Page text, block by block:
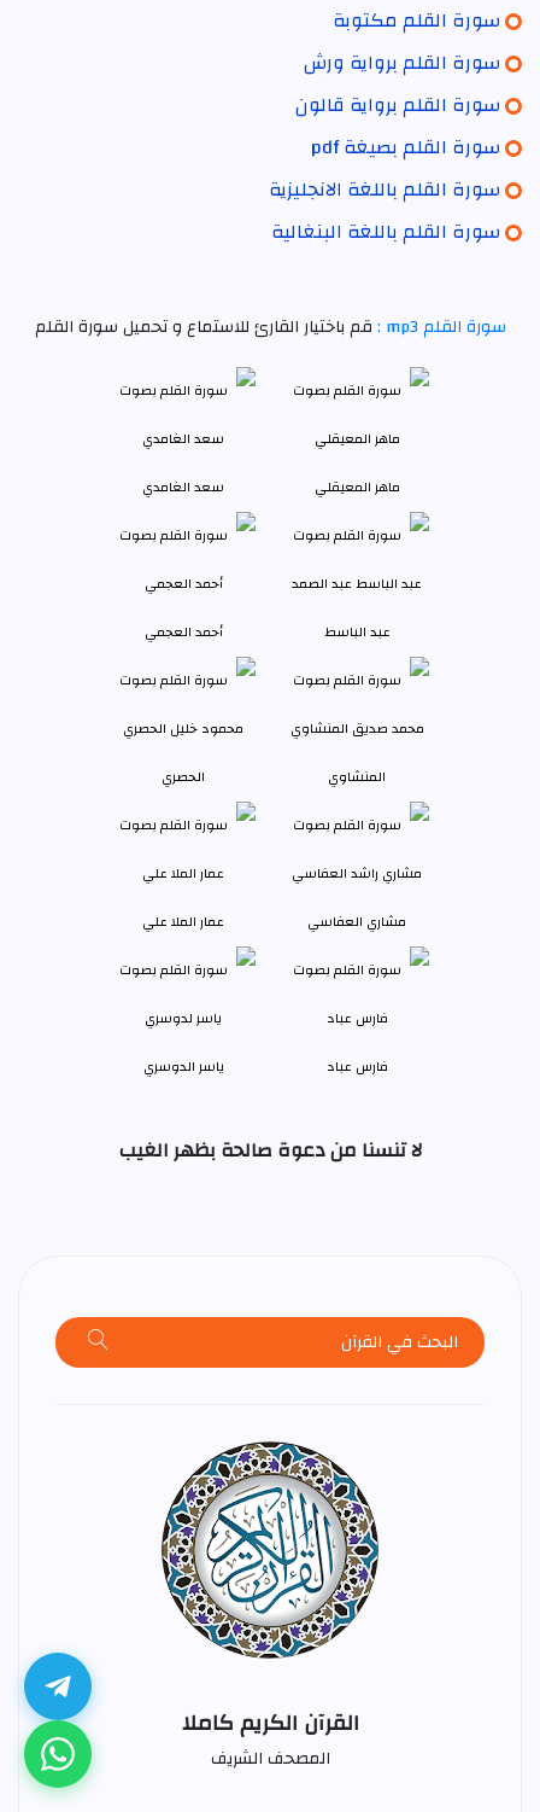
سورة القلم مكتوبة
سورة القلم برواية ورش
سورة القلم برواية قالون
سورة القلم بصيغة pdf
سورة القلم باللغة الانجليزية
سورة القلم باللغة البنغالية
سورة القلم mp3 : قم باختيار القارئ للاستماع و تحميل سورة القلم
ماهر المعيقلي سعد الغامدي
عبد الباسط أحمد العجمي
المنشاوي الحصري
مشاري العفاسي عمار الملا علي
فارس عباد ياسر الدوسري
لا تنسنا من دعوة صالحة بظهر الغيب
القرآن الكريم كاملا
المصحف الشريف